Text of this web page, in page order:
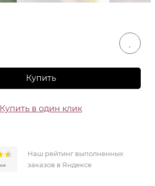
Купить
Купить в один клик
Наш рейтинг выполненных
заказов в Яндексе